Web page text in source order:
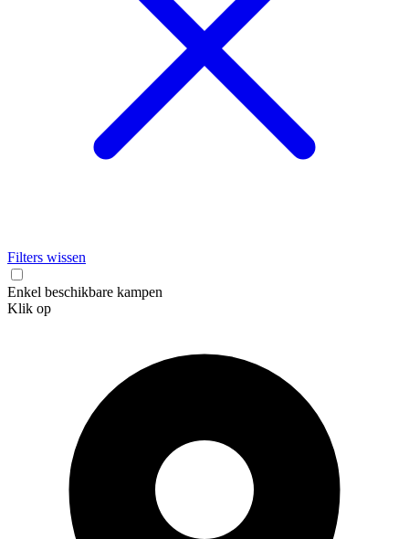
Filters wissen
Enkel beschikbare kampen
Klik op